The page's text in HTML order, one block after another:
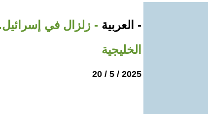
- العربية - زلزال في
الخليجية
2025 / 5 / 20